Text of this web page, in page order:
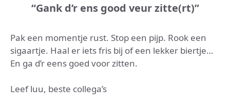
“Gank d’r ens good veur zitte(rt)”
Pak een momentje rust. Stop een pijp. Rook een
sigaartje. Haal er iets fris bij of een lekker biertje…
En ga d’r eens goed voor zitten.
Leef luu, beste collega’s